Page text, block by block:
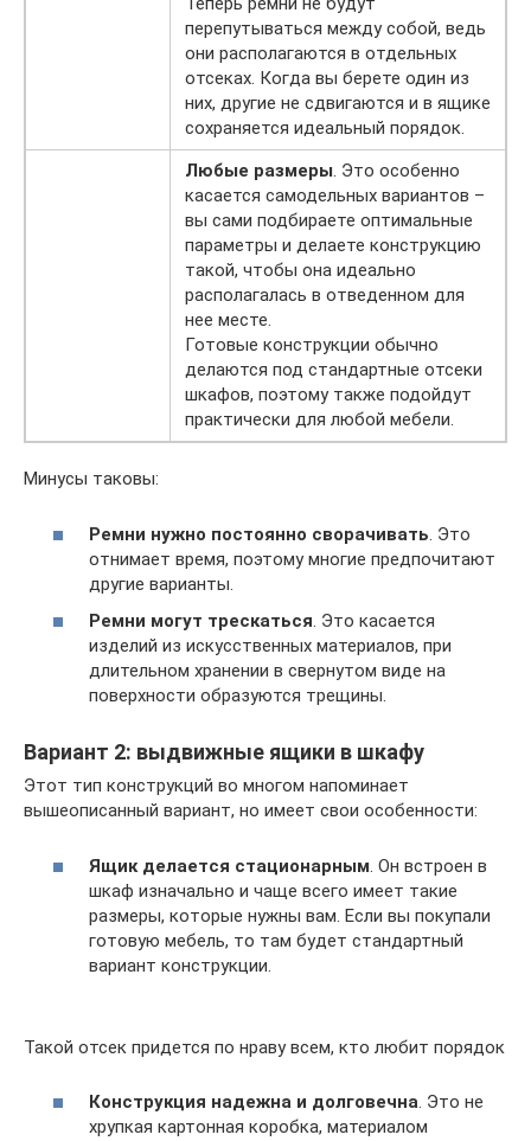
перепутываться между собой, ведь
они располагаются в отдельных
отсеках. Когда вы берете один из
них, другие не сдвигаются и в ящике
сохраняется идеальный порядок.
Любые размеры. Это особенно
касается самодельных вариантов –
вы сами подбираете оптимальные
параметры и делаете конструкцию
такой, чтобы она идеально
располагалась в отведенном для
нее месте.
Готовые конструкции обычно
делаются под стандартные отсеки
шкафов, поэтому также подойдут
практически для любой мебели.
Минусы таковы:
Ремни нужно постоянно сворачивать . Это
отнимает время, поэтому многие предпочитают
другие варианты.
Ремни могут трескаться. Это касается
изделий из искусственных материалов, при
длительном хранении в свернутом виде на
поверхности образуются трещины.
Вариант 2: выдвижные ящики в шкафу
Этот тип конструкций во многом напоминает
вышеописанный вариант, но имеет свои особенности:
Ящик делается стационарным . Он встроен в
шкаф изначально и чаще всего имеет такие
размеры, которые нужны вам. Если вы покупали
готовую мебель, то там будет стандартный
вариант конструкции.
Такой отсек придется по нраву всем, кто любит порядок
Конструкция надежна и долговечна. Это не
хрупкая картонная коробка, материалом